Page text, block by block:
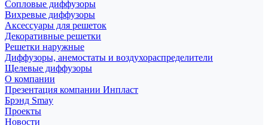
Сопловые диффузоры
Вихревые диффузоры
Аксессуары для решеток
Декоративные решетки
Решетки наружные
Диффузоры, анемостаты и воздухораспределители
Щелевые диффузоры
О компании
Презентация компании Инпласт
Брэнд Smay
Проекты
Новости